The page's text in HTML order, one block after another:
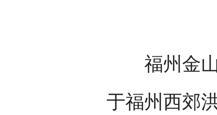
福州金山
于福州西郊